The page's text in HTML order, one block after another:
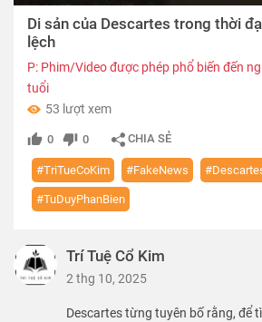
05:38
Di sản của Descartes trong thời
lệch
P: Phim/Video được phép phổ biến đến
tuổi
53 lượt xem
0 0 CHIA SẺ
#TriTueCoKim #FakeNews
#TuDuyPhanBien
Trí Tuệ Cổ Kim
2 thg 10, 2025
Descartes từng tuyên bố rằng, để